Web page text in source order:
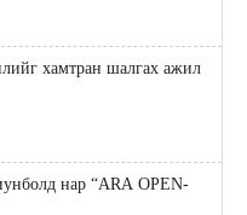
хамтран шалгах ажил
нар “ARA OPEN-